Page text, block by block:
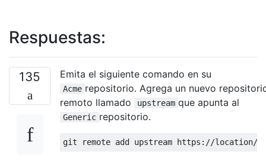
Respuestas:
135 Emita el siguiente comando en su
Acme repositorio. Agrega un nuevo
remoto llamado
upstream que apunta al
Generic repositorio.